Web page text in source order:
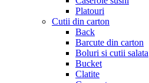
Platouri
Cutii din carton
Back
Barcute din carton
Boluri si cutii salata
Bucket
Clatite